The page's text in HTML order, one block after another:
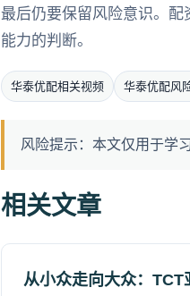
最后仍要保留风险意识。
能力的判断。
华泰优配相关视频 华泰优配风
风险提示：本文仅用于学
相关文章
从小众走向大众：